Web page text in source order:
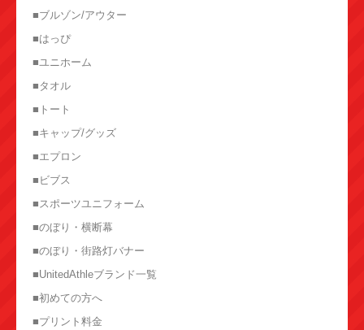
■ブルゾン/アウター
■はっぴ
■ユニホーム
■タオル
■トート
■キャップ/グッズ
■エプロン
■ビブス
■スポーツユニフォーム
■のぼり・横断幕
■のぼり・街路灯バナー
■UnitedAthleブランド一覧
■初めての方へ
■プリント料金